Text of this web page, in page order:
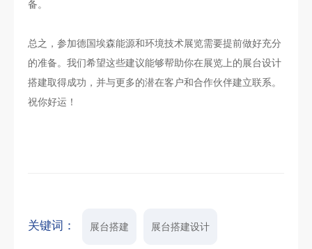
备。
总之，参加德国埃森能源和环境技术展览需要提前做好充分
的准备。我们希望这些建议能够帮助你在展览上的展台设计
搭建取得成功，并与更多的潜在客户和合作伙伴建立联系。
祝你好运！
关键词： 展台搭建 展台搭建设计